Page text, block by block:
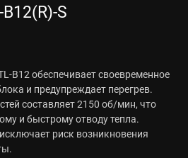
S
B12 обеспечивает своевременное
и предупреждает перегрев.
составляет 2150 об/мин, что
и быстрому отводу тепла.
риск возникновения